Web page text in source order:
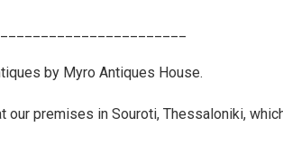
by Myro Antiques House.
our premises in Souroti, Thessaloniki,